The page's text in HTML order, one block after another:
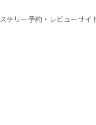
テリー予約・レビューサイ